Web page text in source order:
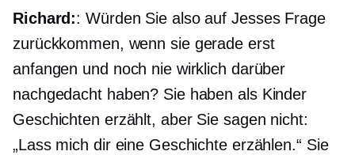
Richard:: Würden Sie also auf Jesses Frage
zurückkommen, wenn sie gerade erst
anfangen und noch nie wirklich darüber
nachgedacht haben? Sie haben als Kinder
Geschichten erzählt, aber Sie sagen nicht:
„Lass mich dir eine Geschichte erzählen.“ Sie